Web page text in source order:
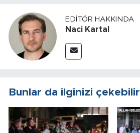
EDITÖR HAKKINDA
Naci Kartal
Bunlar da ilginizi çekebilir